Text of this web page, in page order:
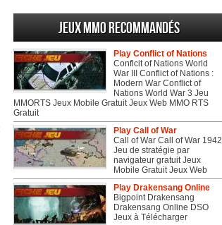
Jeux MMO recommandés
Play Conflict of Nations
Conflcit of Nations World
War III Conflict of Nations :
Modern War Conflict of
Nations World War 3 Jeu
MMORTS Jeux Mobile Gratuit Jeux Web MMO RTS
Gratuit
Play Call of War
Call of War Call of War 1942
Jeu de stratégie par
navigateur gratuit Jeux
Mobile Gratuit Jeux Web
Play Drakensang Online
Bigpoint Drakensang
Drakensang Online DSO
Jeux à Télécharger